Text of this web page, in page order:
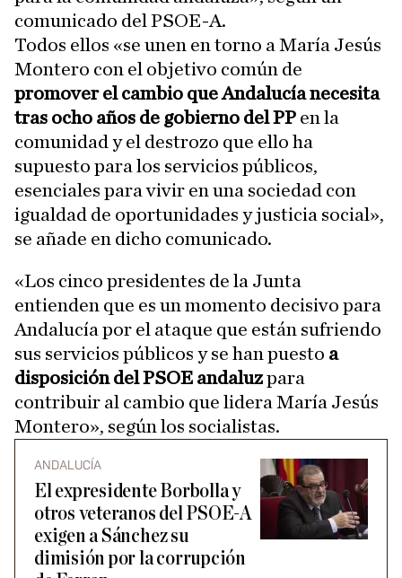
comunicado del PSOE-A.
Todos ellos «se unen en torno a María Jesús
Montero con el objetivo común de
promover el cambio que Andalucía necesita
tras ocho años de gobierno del PP en la
comunidad y el destrozo que ello ha
supuesto para los servicios públicos,
esenciales para vivir en una sociedad con
igualdad de oportunidades y justicia social»,
se añade en dicho comunicado.
«Los cinco presidentes de la Junta
entienden que es un momento decisivo para
Andalucía por el ataque que están sufriendo
sus servicios públicos y se han puesto a
disposición del PSOE andaluzpara
contribuir al cambio que lidera María Jesús
Montero», según los socialistas.
ANDALUCÍA
El expresidente Borbolla y
otros veteranos del PSOE-A
exigen a Sánchez su
dimisión por la corrupción